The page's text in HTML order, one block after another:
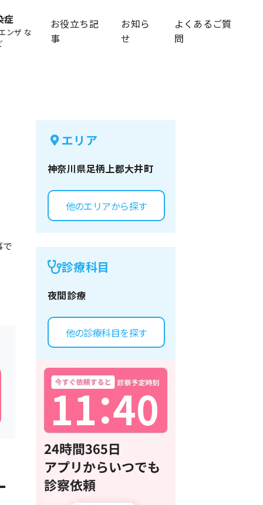
症
ンザ な
お役立ち記
事
お知ら
せ
よくあるご質
問
エリア
神奈川県足柄上郡大井町
他のエリアから探す
診療科目
夜間診療
他の診療科目を探す
11：
40